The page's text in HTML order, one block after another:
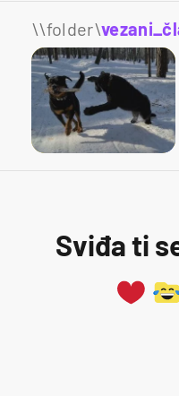
\\folder\
Sviđa ti